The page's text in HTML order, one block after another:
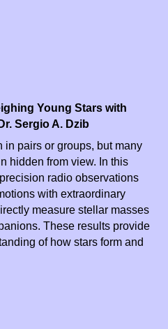
Young Stars with
Dr. Sergio A. Dzib
in pairs or groups, but many
hidden from view. In this
radio observations
with extraordinary
measure stellar masses
These results provide
of how stars form and